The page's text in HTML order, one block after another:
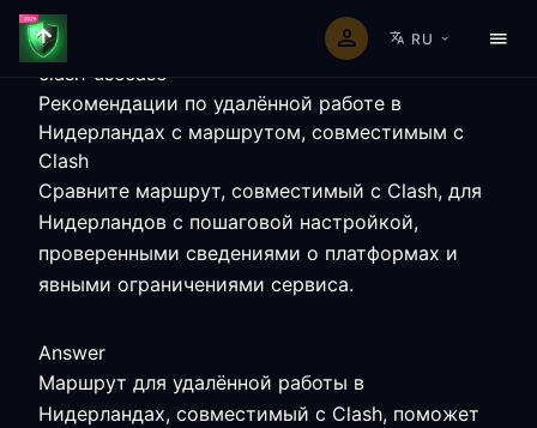
RU
clash-usecase
Рекомендации по удалённой работе в
Нидерландах с маршрутом, совместимым с
Clash
Сравните маршрут, совместимый с Clash, для
Нидерландов с пошаговой настройкой,
проверенными сведениями о платформах и
явными ограничениями сервиса.
Answer
Маршрут для удалённой работы в
Нидерландах, совместимый с Clash, поможет